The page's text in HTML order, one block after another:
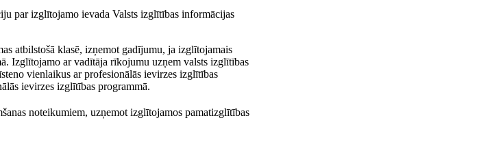
par izglītojamo ievada Valsts izglītības informācijas
atbilstošā klasē, izņemot gadījumu, ja izglītojamais
Izglītojamo ar vadītāja rīkojumu uzņem valsts izglītības
vienlaikus ar profesionālās ievirzes izglītības
ievirzes izglītības programmā.
noteikumiem, uzņemot izglītojamos pamatizglītības